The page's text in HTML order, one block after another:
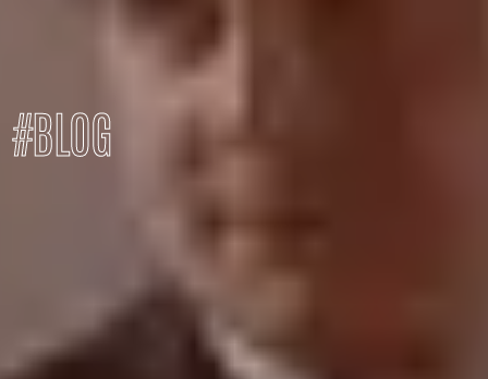
#BLOG